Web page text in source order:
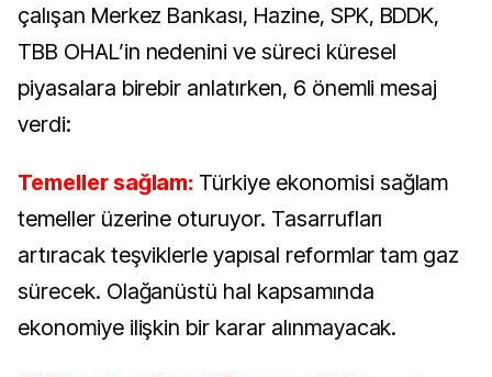
çalışan Merkez Bankası, Hazine, SPK, BDDK,
TBB OHAL’in nedenini ve süreci küresel
piyasalara birebir anlatırken, 6 önemli mesaj
verdi:
Temeller sağlam: Türkiye ekonomisi sağlam
temeller üzerine oturuyor. Tasarrufları
artıracak teşviklerle yapısal reformlar tam gaz
sürecek. Olağanüstü hal kapsamında
ekonomiye ilişkin bir karar alınmayacak.